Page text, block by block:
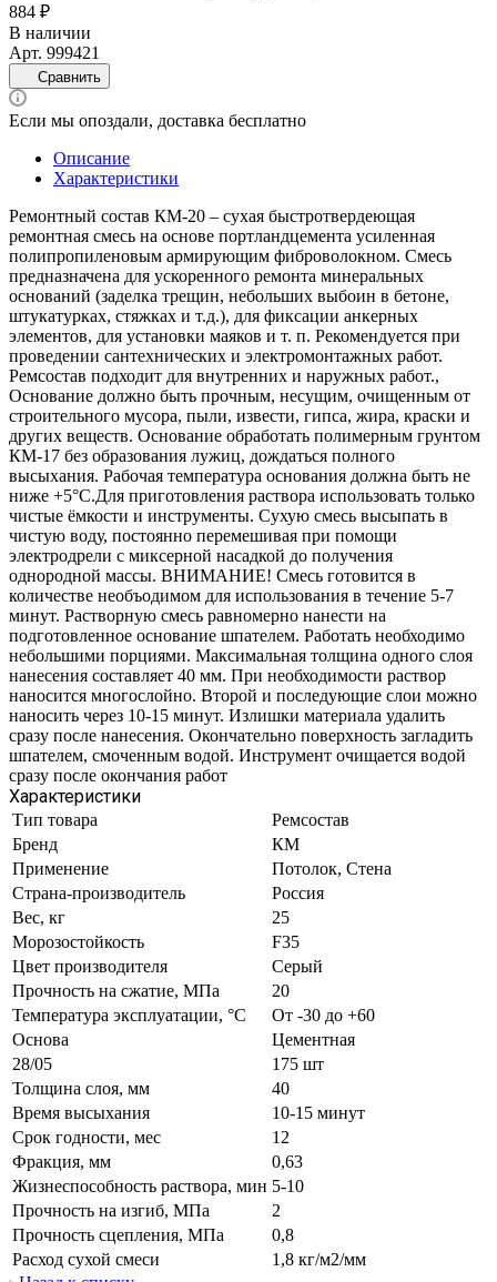
884 ₽
В наличии
Арт. 999421
Сравнить
Если мы опоздали, доставка бесплатно
Описание
Характеристики
Ремонтный состав КМ-20 – сухая быстротвердеющая
ремонтная смесь на основе портландцемента усиленная
полипропиленовым армирующим фиброволокном. Смесь
предназначена для ускоренного ремонта минеральных
оснований (заделка трещин, небольших выбоин в бетоне,
штукатурках, стяжках и т.д.), для фиксации анкерных
элементов, для установки маяков и т. п. Рекомендуется при
проведении сантехнических и электромонтажных работ.
Ремсостав подходит для внутренних и наружных работ.,
Основание должно быть прочным, несущим, очищенным от
строительного мусора, пыли, извести, гипса, жира, краски и
других веществ. Основание обработать полимерным грунтом
КМ-17 без образования лужиц, дождаться полного
высыхания. Рабочая температура основания должна быть не
ниже +5°С.Для приготовления раствора использовать только
чистые ёмкости и инструменты. Сухую смесь высыпать в
чистую воду, постоянно перемешивая при помощи
электродрели с миксерной насадкой до получения
однородной массы. ВНИМАНИЕ! Смесь готовится в
количестве необъодимом для использования в течение 5-7
минут. Растворную смесь равномерно нанести на
подготовленное основание шпателем. Работать необходимо
небольшими порциями. Максимальная толщина одного слоя
нанесения составляет 40 мм. При необходимости раствор
наносится многослойно. Второй и последующие слои можно
наносить через 10-15 минут. Излишки материала удалить
сразу после нанесения. Окончательно поверхность загладить
шпателем, смоченным водой. Инструмент очищается водой
сразу после окончания работ
Характеристики
Тип товара
Ремсостав
Бренд
КМ
Применение
Потолок, Стена
Страна-производитель
Россия
Вес, кг
25
Морозостойкость
F35
Цвет производителя
Серый
Прочность на сжатие, МПа
20
Температура эксплуатации, °С
От -30 до +60
Основа
Цементная
28/05
175 шт
Толщина слоя, мм
40
Время высыхания
10-15 минут
Срок годности, мес
12
Фракция, мм
0,63
Жизнеспособность раствора, мин 5-10
Прочность на изгиб, МПа
2
Прочность сцепления, МПа
0,8
Расход сухой смеси
1,8 кг/м2/мм